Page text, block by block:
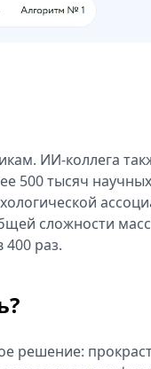
ИИ-коллега
500 тысяч
сложности
раз.
решение: